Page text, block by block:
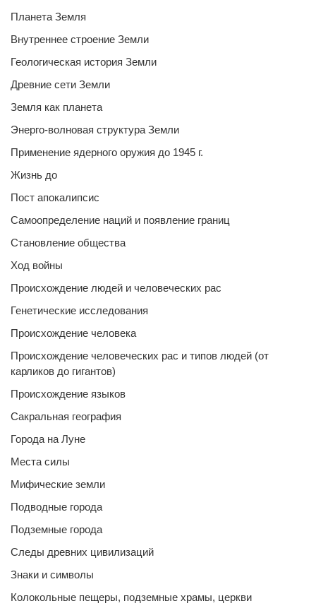
Планета Земля
Внутреннее строение Земли
Геологическая история Земли
Древние сети Земли
Земля как планета
Энерго-волновая структура Земли
Применение ядерного оружия до 1945 г.
Жизнь до
Пост апокалипсис
Самоопределение наций и появление границ
Становление общества
Ход войны
Происхождение людей и человеческих рас
Генетические исследования
Происхождение человека
Происхождение человеческих рас и типов людей (от
карликов до гигантов)
Происхождение языков
Сакральная география
Города на Луне
Места силы
Мифические земли
Подводные города
Подземные города
Следы древних цивилизаций
Знаки и символы
Колокольные пещеры, подземные храмы, церкви